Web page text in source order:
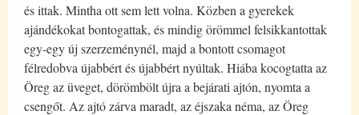
és ittak. Mintha ott sem lett volna. Közben a gyerekek
ajándékokat bontogattak, és mindig örömmel felsikkantottak
egy-egy új szerzeménynél, majd a bontott csomagot
félredobva újabbért és újabbért nyúltak. Hiába kocogtatta az
Öreg az üveget, dörömbölt újra a bejárati ajtón, nyomta a
csengőt. Az ajtó zárva maradt, az éjszaka néma, az Öreg